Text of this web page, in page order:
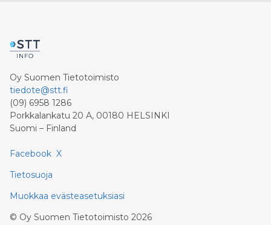
Oy Suomen Tietotoimisto
tiedote@stt.fi
(09) 6958 1286
Porkkalankatu 20 A, 00180 HELSINKI
Suomi – Finland
Facebook X
Tietosuoja
Muokkaa evästeasetuksiasi
© Oy Suomen Tietotoimisto 2026